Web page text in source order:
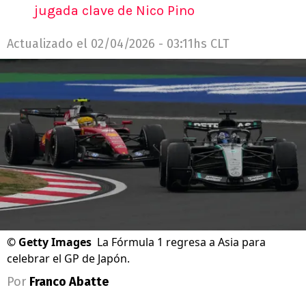
jugada clave de Nico Pino
Actualizado el 02/04/2026 - 03:11hs CLT
© Getty Images La Fórmula 1 regresa a Asia para
celebrar el GP de Japón.
Por Franco Abatte